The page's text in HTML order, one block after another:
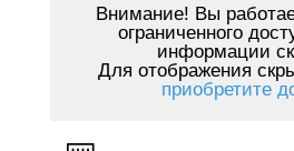
Внимание! Вы
ограниченного
информации
Для отображения
приобретите